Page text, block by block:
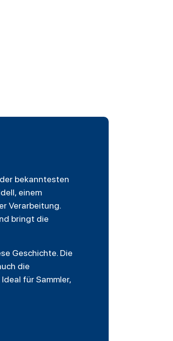
bekanntesten
einem
Verarbeitung.
bringt die
Geschichte. Die
die
für Sammler,